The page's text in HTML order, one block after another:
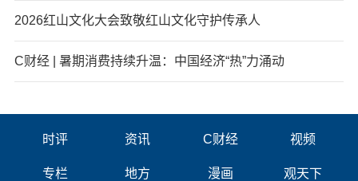
2026红山文化大会致敬红山文化守护传承人
C财经 | 暑期消费持续升温：中国经济“热”力涌动
时评 资讯 C财经 视频
专栏 地方 漫画 观天下